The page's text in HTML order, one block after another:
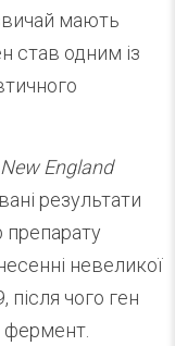
мають
став одним із
England
результати
препарату
невеликої
після чого ген
фермент.